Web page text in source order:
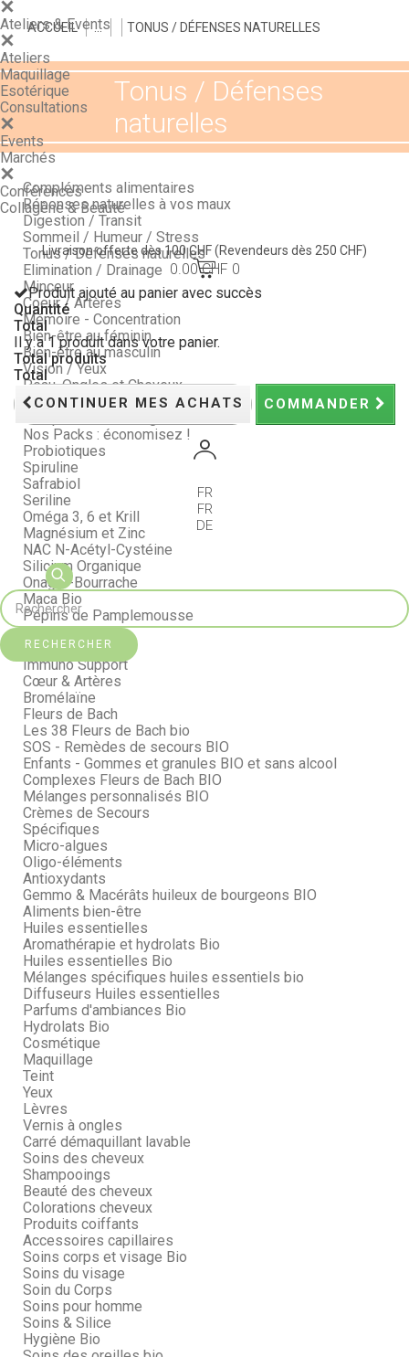
Ateliers & Events
Ateliers
Maquillage
Esotérique
Consultations
Events
Marchés
Conférences
Collagène & Beauté
Livraison offerte dès 100 CHF(Revendeurs dès 250 CHF)
0.00 CHF 0
Produit ajouté au panier avec succès
Quantité
Total
Il y a 1 produit dans votre panier.
Total produits
Total
CONTINUER MES ACHATS COMMANDER
FR
FR
DE
RECHERCHER
ACCUEIL> > TONUS / DÉFENSES NATURELLES
Tonus / Défenses
naturelles
Compléments alimentaires
Réponses naturelles à vos maux
Digestion / Transit
Sommeil / Humeur / Stress
Tonus / Défenses naturelles
Elimination / Drainage
Minceur
Coeur / Artères
Mémoire - Concentration
Bien-être au féminin
Bien-être au masculin
Vision / Yeux
Peau, Ongles et Cheveux
Articulations
Nos Packs : économisez !
Probiotiques
Spiruline
Safrabiol
Seriline
Oméga 3, 6 et Krill
Magnésium et Zinc
NAC N-Acétyl-Cystéine
Silicium Organique
Onagre-Bourrache
Maca Bio
Pépins de Pamplemousse
Curcuma Bio
Collagène
Immuno Support
Cœur & Artères
Bromélaïne
Fleurs de Bach
Les 38 Fleurs de Bach bio
SOS - Remèdes de secours BIO
Enfants - Gommes et granules BIO et sans alcool
Complexes Fleurs de Bach BIO
Mélanges personnalisés BIO
Crèmes de Secours
Spécifiques
Micro-algues
Oligo-éléments
Antioxydants
Gemmo & Macérâts huileux de bourgeons BIO
Aliments bien-être
Huiles essentielles
Aromathérapie et hydrolats Bio
Huiles essentielles Bio
Mélanges spécifiques huiles essentiels bio
Diffuseurs Huiles essentielles
Parfums d'ambiances Bio
Hydrolats Bio
Cosmétique
Maquillage
Teint
Yeux
Lèvres
Vernis à ongles
Carré démaquillant lavable
Soins des cheveux
Shampooings
Beauté des cheveux
Colorations cheveux
Produits coiffants
Accessoires capillaires
Soins corps et visage Bio
Soins du visage
Soin du Corps
Soins pour homme
Soins & Silice
Hygiène Bio